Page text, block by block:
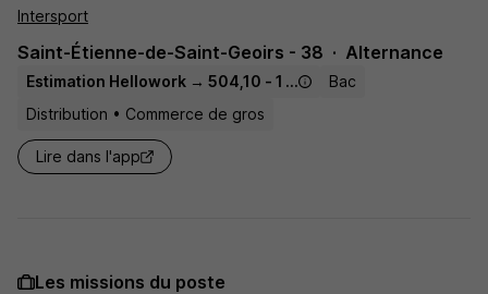
Intersport
Saint-Étienne-de-Saint-Geoirs - 38 Alternance
Estimation Hellowork → 504,10 - 1 867,02 € / mois
Bac
Distribution • Commerce de gros
Lire dans l'app
Les missions du poste